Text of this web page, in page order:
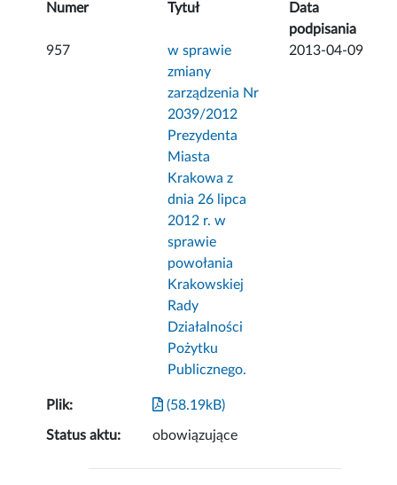
Numer Tytuł
Data
podpisania
957
w sprawie
zmiany
zarządzenia Nr
2039/2012
Prezydenta
Miasta
Krakowa z
dnia 26 lipca
2012 r. w
sprawie
powołania
Krakowskiej
Rady
Działalności
Pożytku
Publicznego.
2013-04-09
Plik: (58.19kB)
Status aktu: obowiązujące